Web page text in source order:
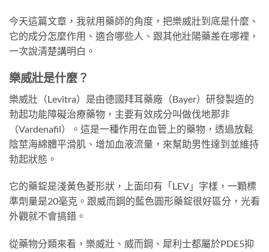
今天這篇文章，我就用藥師的角度，把樂威壯到底是什麼、
它的成分怎麼作用、適合哪些人、跟其他壯陽藥差在哪裡，
一次說清楚講明白。
樂威壯是什麼？
樂威壯（Levitra）是由德國拜耳藥廠（Bayer）研發製造的
勃起功能障礙治療藥物，主要有效成分叫做伐地那非
（Vardenafil）。這是一種作用在血管上的藥物，透過放鬆
陰莖海綿體平滑肌、增加血液流量，來幫助男性達到並維持
勃起狀態。
它的藥錠是淺黃色菱形狀，上面印有「LEV」字樣，一顆標
準劑量是20毫克。跟威而鋼的藍色圓形藥錠很好區分，光看
外觀就不會搞錯。
從藥物分類來看，樂威壯、威而鋼、犀利士都屬於PDE5抑